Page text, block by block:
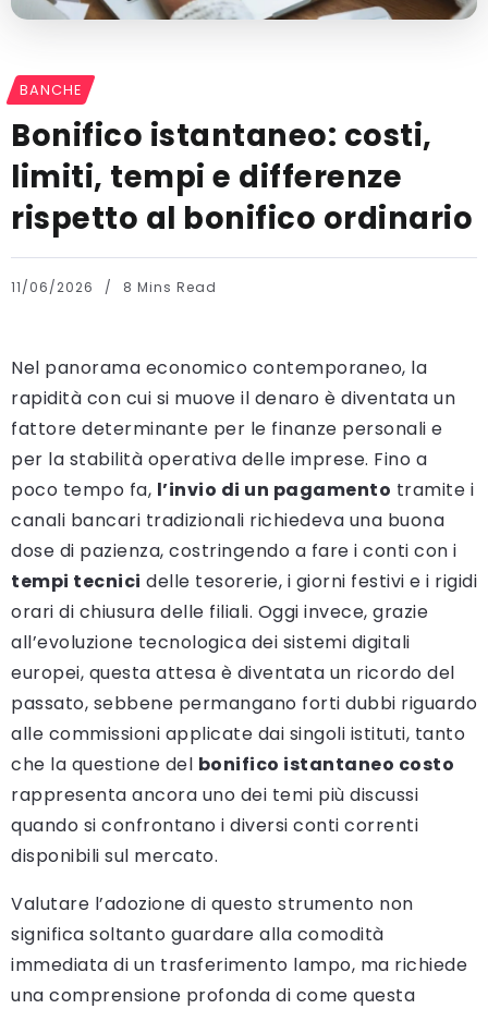
BANCHE
Bonifico istantaneo: costi,
limiti, tempi e differenze
rispetto al bonifico ordinario
11/06/2026 8 Mins Read
Nel panorama economico contemporaneo, la
rapidità con cui si muove il denaro è diventata un
fattore determinante per le finanze personali e
per la stabilità operativa delle imprese. Fino a
poco tempo fa, l’invio di un pagamento tramite i
canali bancari tradizionali richiedeva una buona
dose di pazienza, costringendo a fare i conti con i
tempi tecnici delle tesorerie, i giorni festivi e i rigidi
orari di chiusura delle filiali. Oggi invece, grazie
all’evoluzione tecnologica dei sistemi digitali
europei, questa attesa è diventata un ricordo del
passato, sebbene permangano forti dubbi riguardo
alle commissioni applicate dai singoli istituti, tanto
che la questione del bonifico istantaneo costo
rappresenta ancora uno dei temi più discussi
quando si confrontano i diversi conti correnti
disponibili sul mercato.
Valutare l’adozione di questo strumento non
significa soltanto guardare alla comodità
immediata di un trasferimento lampo, ma richiede
una comprensione profonda di come questa